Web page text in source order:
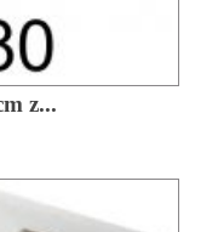
z...